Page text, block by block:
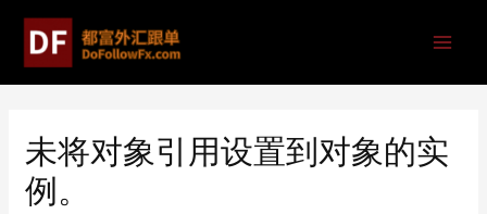
未将对象引用设置到对象的实
例。